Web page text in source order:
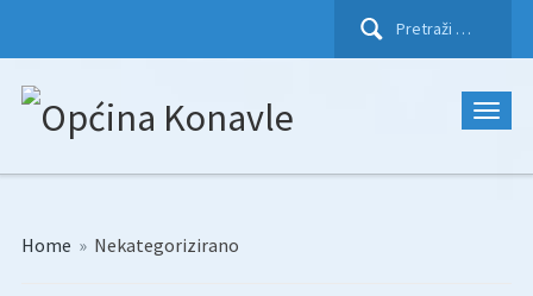
Pretraži:
Home » Nekategorizirano